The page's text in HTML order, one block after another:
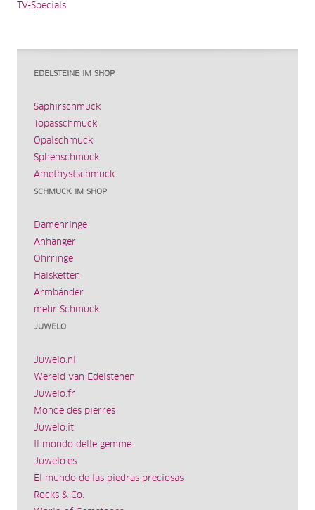
TV-Specials
EDELSTEINE IM SHOP
Saphirschmuck
Topasschmuck
Opalschmuck
Sphenschmuck
Amethystschmuck
SCHMUCK IM SHOP
Damenringe
Anhänger
Ohrringe
Halsketten
Armbänder
mehr Schmuck
JUWELO
Juwelo.nl
Wereld van Edelstenen
Juwelo.fr
Monde des pierres
Juwelo.it
Il mondo delle gemme
Juwelo.es
El mundo de las piedras preciosas
Rocks & Co.